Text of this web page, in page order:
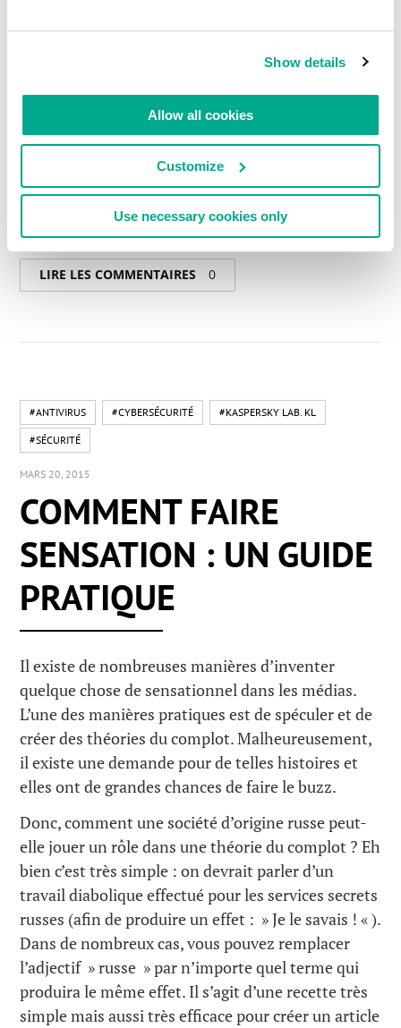
Show details
Allow all cookies
Customize
Use necessary cookies only
En lire plus :Internet-Interpol-2015
LIRE LES COMMENTAIRES 0
#ANTIVIRUS #CYBERSÉCURITÉ #KASPERSKY LAB. KL
#SÉCURITÉ
MARS 20, 2015
COMMENT FAIRE
SENSATION : UN GUIDE
PRATIQUE
Il existe de nombreuses manières d’inventer
quelque chose de sensationnel dans les médias.
L’une des manières pratiques est de spéculer et de
créer des théories du complot. Malheureusement,
il existe une demande pour de telles histoires et
elles ont de grandes chances de faire le buzz.
Donc, comment une société d’origine russe peut-
elle jouer un rôle dans une théorie du complot ? Eh
bien c’est très simple : on devrait parler d’un
travail diabolique effectué pour les services secrets
russes (afin de produire un effet : » Je le savais ! « ).
Dans de nombreux cas, vous pouvez remplacer
l’adjectif » russe » par n’importe quel terme qui
produira le même effet. Il s’agit d’une recette très
simple mais aussi très efficace pour créer un article